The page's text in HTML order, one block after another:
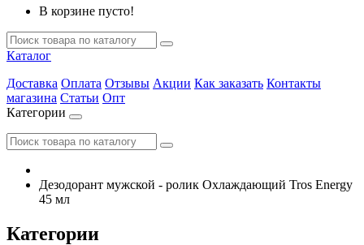
В корзине пусто!
Каталог
Доставка Оплата Отзывы Акции Как заказать Контакты
магазина Статьи Опт
Категории
Дезодорант мужской - ролик Охлаждающий Tros Energy
45 мл
Категории